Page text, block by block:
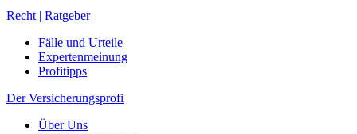
Recht | Ratgeber
Fälle und Urteile
Expertenmeinung
Profitipps
Der Versicherungsprofi
Über Uns